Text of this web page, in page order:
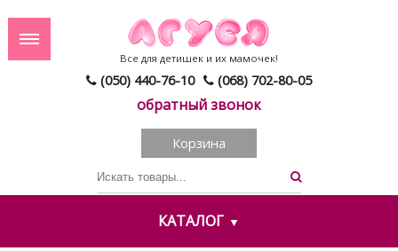
(050) 440-76-10 (068) 702-80-05
обратный звонок
Все для детишек и их мамочек!
Корзина
КАТАЛОГ